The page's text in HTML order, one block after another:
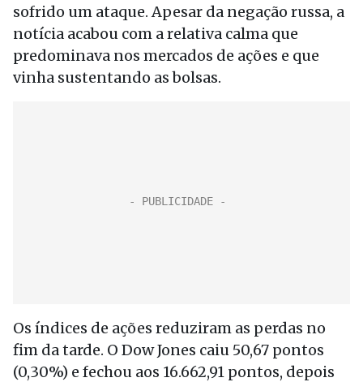
sofrido um ataque. Apesar da negação russa, a
notícia acabou com a relativa calma que
predominava nos mercados de ações e que
vinha sustentando as bolsas.
Os índices de ações reduziram as perdas no
fim da tarde. O Dow Jones caiu 50,67 pontos
(0,30%) e fechou aos 16.662,91 pontos, depois